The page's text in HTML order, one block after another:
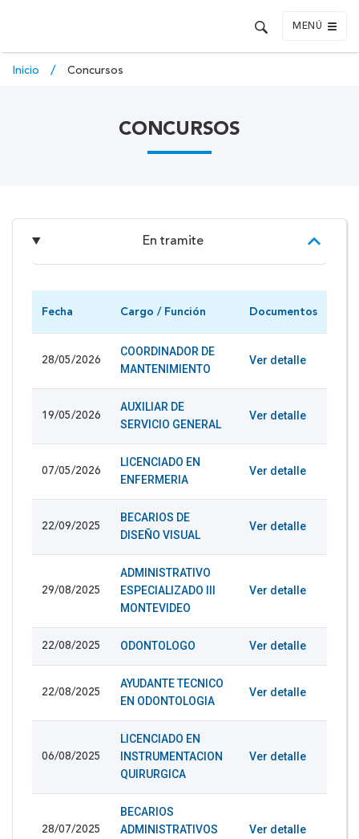
MENÚ
Inicio Concursos
CONCURSOS
En tramite
Fecha Cargo / Función Documentos
28/05/2026
COORDINADOR DE
MANTENIMIENTO
Ver detalle
19/05/2026
AUXILIAR DE
SERVICIO GENERAL
Ver detalle
07/05/2026
LICENCIADO EN
ENFERMERIA
Ver detalle
22/09/2025
BECARIOS DE
DISEÑO VISUAL
Ver detalle
29/08/2025
ADMINISTRATIVO
ESPECIALIZADO III
MONTEVIDEO
Ver detalle
22/08/2025 ODONTOLOGO Ver detalle
22/08/2025
AYUDANTE TECNICO
EN ODONTOLOGIA
Ver detalle
06/08/2025
LICENCIADO EN
INSTRUMENTACION
QUIRURGICA
Ver detalle
28/07/2025
BECARIOS
ADMINISTRATIVOS
Ver detalle